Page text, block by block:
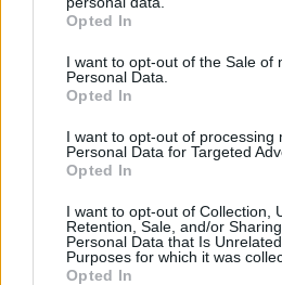
grant or deny consent to Google
use your data for below specified
consent section.
Opted In
I want to opt-out of the Sale of
Personal Data.
Opted In
I want to opt-out of processing
Personal Data for Targeted
Opted In
I want to opt-out of Collection,
Retention, Sale, and/or
Personal Data that Is
Purposes for which it was
Opted In
θαύματα, πρώτα είναι ο Θεός και
οι γιοι μου
08.08.2026, 11:48
Games